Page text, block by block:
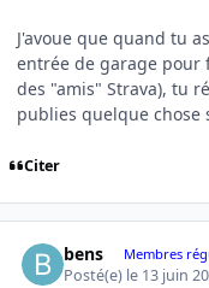
J'avoue que quand tu
entrée de garage pour
des "amis" Strava), tu
publies quelque chose
Citer
bens Membres
Posté(e) le 13 juin